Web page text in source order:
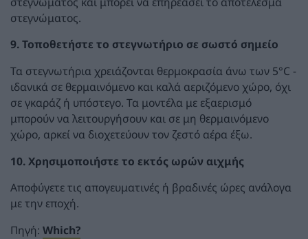
στεγνώματος.
9. Τοποθετήστε το στεγνωτήριο σε σωστό σημείο
Τα στεγνωτήρια χρειάζονται θερμοκρασία άνω των 5°C -
ιδανικά σε θερμαινόμενο και καλά αεριζόμενο χώρο, όχι
σε γκαράζ ή υπόστεγο. Τα μοντέλα με εξαερισμό
μπορούν να λειτουργήσουν και σε μη θερμαινόμενο
χώρο, αρκεί να διοχετεύουν τον ζεστό αέρα έξω.
10. Χρησιμοποιήστε το εκτός ωρών αιχμής
Αποφύγετε τις απογευματινές ή βραδινές ώρες ανάλογα
με την εποχή.
Πηγή: Which?